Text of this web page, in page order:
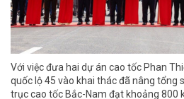
Với việc đưa hai dự án cao tốc Phan
quốc lộ 45 vào khai thác đã nâng tổng
trục cao tốc Bắc-Nam đạt khoảng 800